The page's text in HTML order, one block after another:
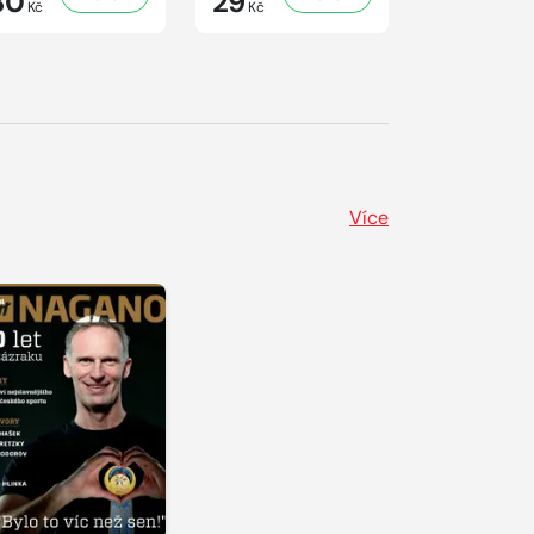
Kč Kč
Více